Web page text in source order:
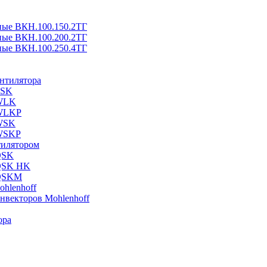
ВКН.100.150.2ТГ
ВКН.100.200.2ТГ
ВКН.100.250.4ТГ
HK
Mohlenhoff